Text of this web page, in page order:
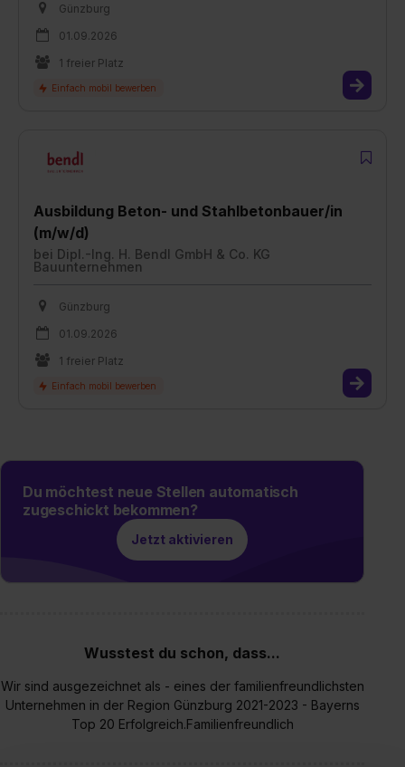
Günzburg
01.09.2026
1 freier Platz
Ausbildung Beton- und Stahlbetonbauer/in
(m/w/d)
bei Dipl.-Ing. H. Bendl GmbH & Co. KG
Bauunternehmen
Günzburg
01.09.2026
1 freier Platz
Du möchtest neue Stellen automatisch
zugeschickt bekommen?
Jetzt aktivieren
Wusstest du schon, dass...
Wir sind ausgezeichnet als - eines der familienfreundlichsten
Unternehmen in der Region Günzburg 2021-2023 - Bayerns
Top 20 Erfolgreich.Familienfreundlich